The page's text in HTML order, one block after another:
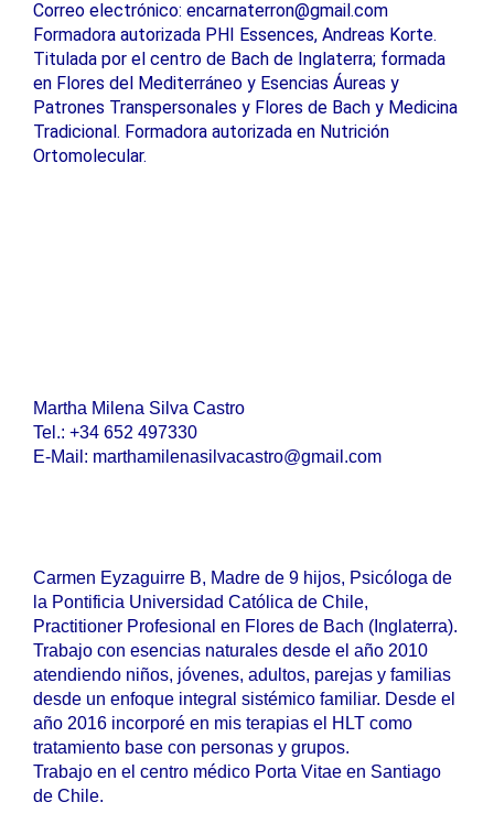
Correo electrónico: encarnaterron@gmail.com
Formadora autorizada PHI Essences, Andreas Korte.
Titulada por el centro de Bach de Inglaterra; formada
en Flores del Mediterráneo y Esencias Áureas y
Patrones Transpersonales y Flores de Bach y Medicina
Tradicional. Formadora autorizada en Nutrición
Ortomolecular.
Martha Milena Silva Castro
Tel.: +34 652 497330
E-Mail: marthamilenasilvacastro@gmail.com
Carmen Eyzaguirre B, Madre de 9 hijos, Psicóloga de
la Pontificia Universidad Católica de Chile,
Practitioner Profesional en Flores de Bach (Inglaterra).
Trabajo con esencias naturales desde el año 2010
atendiendo niños, jóvenes, adultos, parejas y familias
desde un enfoque integral sistémico familiar. Desde el
año 2016 incorporé en mis terapias el HLT como
tratamiento base con personas y grupos.
Trabajo en el centro médico Porta Vitae en Santiago
de Chile.